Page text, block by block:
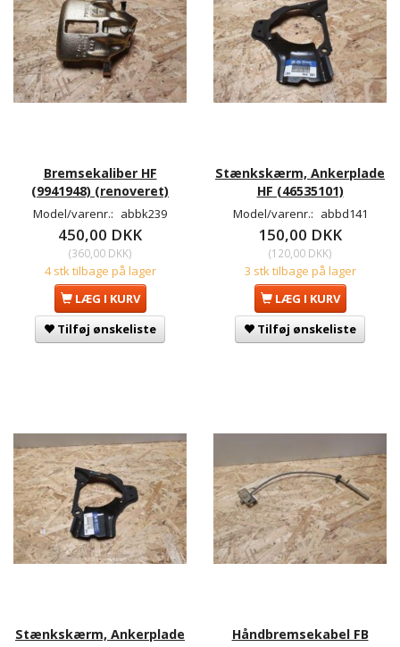
Bremsekaliber HF
(9941948) (renoveret)
Model/varenr.: abbk239
450,00 DKK
(360,00 DKK)
4 stk tilbage på lager
LÆG I KURV
Tilføj ønskeliste
Stænkskærm, Ankerplade
HF (46535101)
Model/varenr.: abbd141
150,00 DKK
(120,00 DKK)
3 stk tilbage på lager
LÆG I KURV
Tilføj ønskeliste
Stænkskærm, Ankerplade
Håndbremsekabel FB